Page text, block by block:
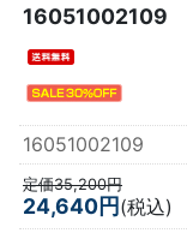
16051002109
16051002109
定価35,200円
24,640円(税込)